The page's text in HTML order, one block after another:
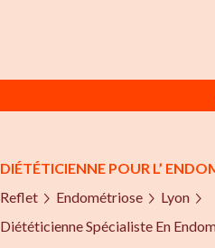
DIÉTÉTICIENNE POUR L’
Reflet
Endométriose
Lyon
Diététicienne Spécialiste En